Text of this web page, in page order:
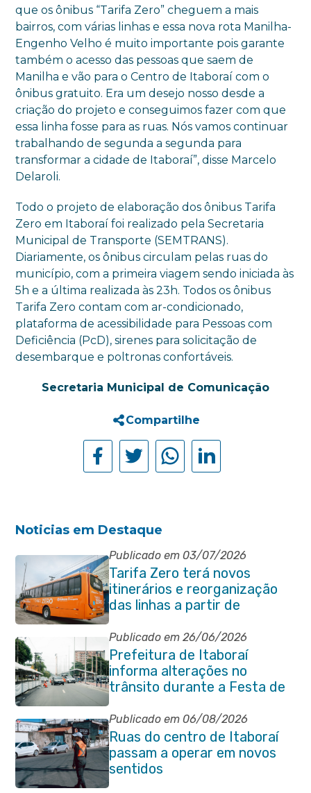
que os ônibus “Tarifa Zero” cheguem a mais
bairros, com várias linhas e essa nova rota Manilha-
Engenho Velho é muito importante pois garante
também o acesso das pessoas que saem de
Manilha e vão para o Centro de Itaboraí com o
ônibus gratuito. Era um desejo nosso desde a
criação do projeto e conseguimos fazer com que
essa linha fosse para as ruas. Nós vamos continuar
trabalhando de segunda a segunda para
transformar a cidade de Itaboraí”, disse Marcelo
Delaroli.
Todo o projeto de elaboração dos ônibus Tarifa
Zero em Itaboraí foi realizado pela Secretaria
Municipal de Transporte (SEMTRANS).
Diariamente, os ônibus circulam pelas ruas do
município, com a primeira viagem sendo iniciada às
5h e a última realizada às 23h. Todos os ônibus
Tarifa Zero contam com ar-condicionado,
plataforma de acessibilidade para Pessoas com
Deficiência (PcD), sirenes para solicitação de
desembarque e poltronas confortáveis.
Secretaria Municipal de Comunicação
Compartilhe
Noticias em Destaque
Publicado em 03/07/2026
Tarifa Zero terá novos
itinerários e reorganização
das linhas a partir de
segunda-feira (06/07)
Publicado em 26/06/2026
Prefeitura de Itaboraí
informa alterações no
trânsito durante a Festa de
São Pedro Apóstolo
Publicado em 06/08/2026
Ruas do centro de Itaboraí
passam a operar em novos
sentidos